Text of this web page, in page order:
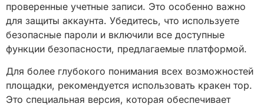
проверенные учетные записи. Это особенно важно
для защиты аккаунта. Убедитесь, что используете
безопасные пароли и включили все доступные
функции безопасности, предлагаемые платформой.
Для более глубокого понимания всех возможностей
площадки, рекомендуется использовать кракен тор.
Это специальная версия, которая обеспечивает